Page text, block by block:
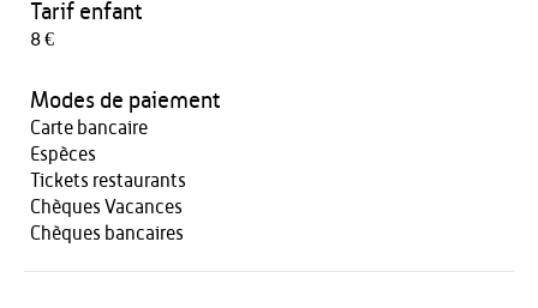
Tarif enfant
8 €
Modes de paiement
Carte bancaire
Espèces
Tickets restaurants
Chèques Vacances
Chèques bancaires